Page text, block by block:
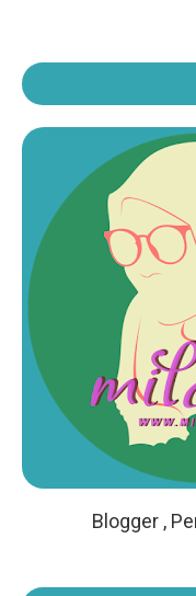
Blogger ,